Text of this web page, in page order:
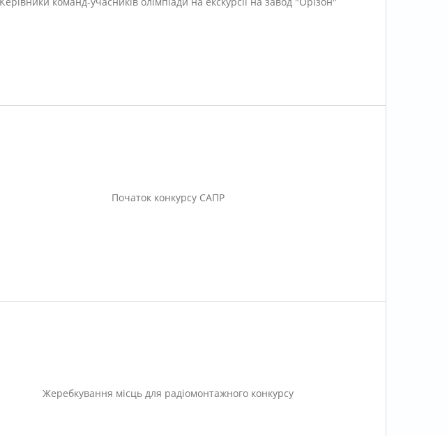
Початок конкурсу САПР
Жеребкування місць для радіомонтажного конкурсу